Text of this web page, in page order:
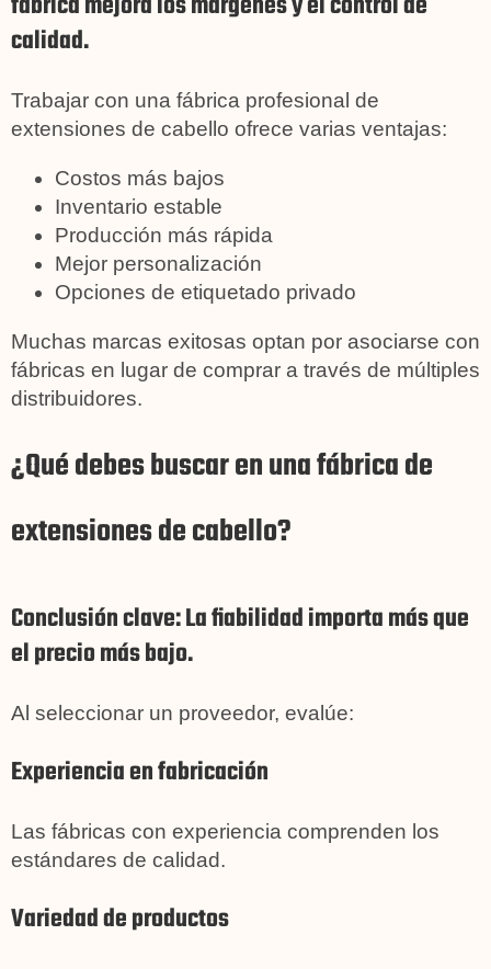
calidad.
Trabajar con una fábrica profesional de
extensiones de cabello ofrece varias ventajas:
Costos más bajos
Inventario estable
Producción más rápida
Mejor personalización
Opciones de etiquetado privado
Muchas marcas exitosas optan por asociarse con
fábricas en lugar de comprar a través de múltiples
distribuidores.
¿Qué debes buscar en una fábrica de
extensiones de cabello?
Conclusión clave: La fiabilidad importa más que
el precio más bajo.
Al seleccionar un proveedor, evalúe:
Experiencia en fabricación
Las fábricas con experiencia comprenden los
estándares de calidad.
Variedad de productos